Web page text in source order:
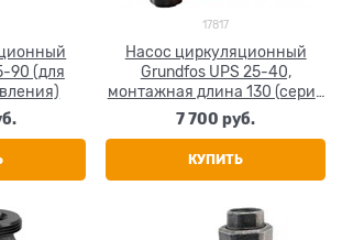
90 (для
17817
Насос циркуляционный
Grundfos UPS 25-40,
монтажная длина 130 (серия
100)
7 700 руб.
КУПИТЬ